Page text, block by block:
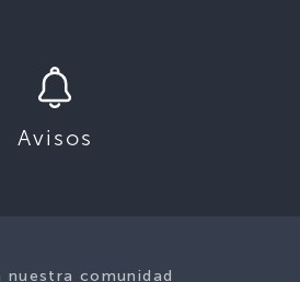
Avisos
nuestra comunidad